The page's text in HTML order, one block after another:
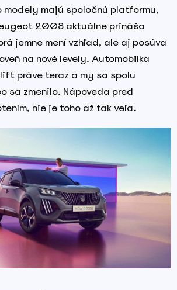
majú spoločnú platformu,
2008 aktuálne prináša
jemne mení vzhľad, ale aj posúva
na nové levely. Automobilka
práve teraz a my sa spolu
sa zmenilo. Nápoveda pred
nie je toho až tak veľa.